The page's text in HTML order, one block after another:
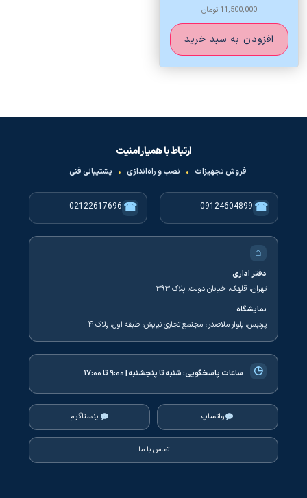
11,500,000 تومان
افزودن به سبد خرید
ارتباط با همیار امنیت
فروش تجهیزات • نصب و راه‌اندازی • پشتیبانی فنی
☎
09124604899
☎
02122617696
⌂
دفتر اداری
تهران، قلهک، خیابان دولت، پلاک ۳۹۳
نمایشگاه
پردیس، بلوار ملاصدرا، مجتمع تجاری نیایش، طبقه اول، پلاک ۴
◷ ساعات پاسخگویی:شنبه تا پنجشنبه | ۹:۰۰ تا ۱۷:۰۰
واتساپ اینستاگرام
تماس با ما